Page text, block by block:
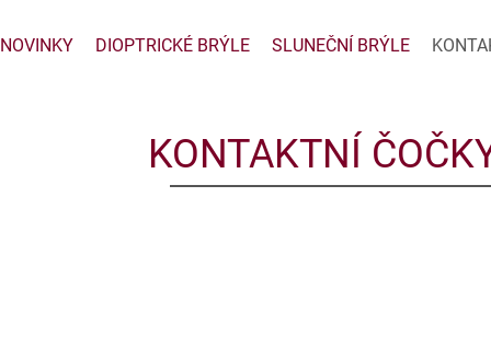
NOVINKY DIOPTRICKÉ BRÝLE SLUNEČNÍ BRÝLE
KONTAKTNÍ